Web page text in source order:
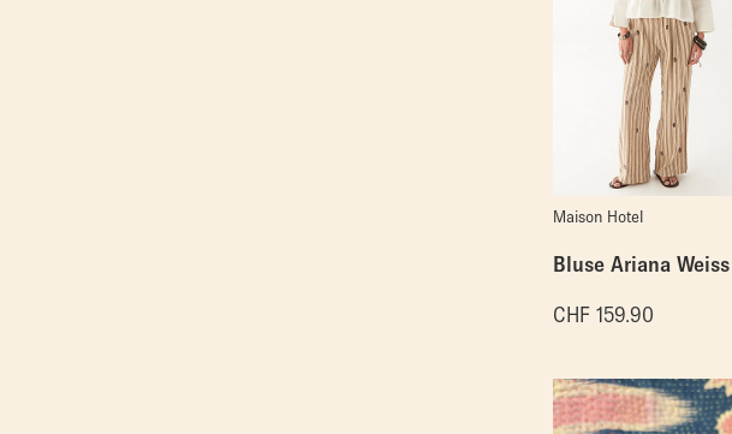
Maison Hotel
Bluse Ariana Weiss
CHF 159.90